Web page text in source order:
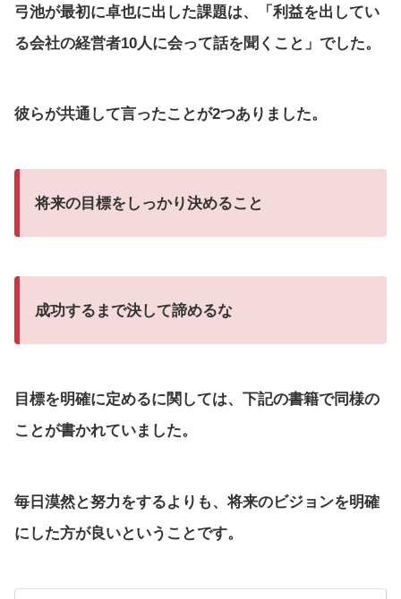
弓池が最初に卓也に出した課題は、「利益を出してい
る会社の経営者10人に会って話を聞くこと」でした。
彼らが共通して言ったことが2つありました。
将来の目標をしっかり決めること
成功するまで決して諦めるな
目標を明確に定めるに関しては、下記の書籍で同様の
ことが書かれていました。
毎日漠然と努力をするよりも、将来のビジョンを明確
にした方が良いということです。